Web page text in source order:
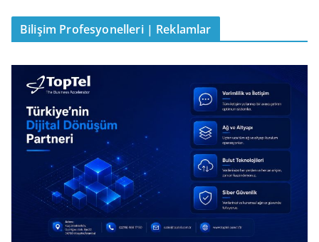
Bilişim Profesyonelleri | Reklamlar